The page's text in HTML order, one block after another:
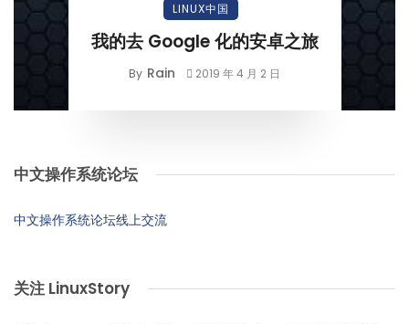
LINUX中国
我的去 Google 化的安卓之旅
By Rain 2019 年 4 月 2 日
中文操作系统论坛
中文操作系统论坛线上交流
关注 LinuxStory